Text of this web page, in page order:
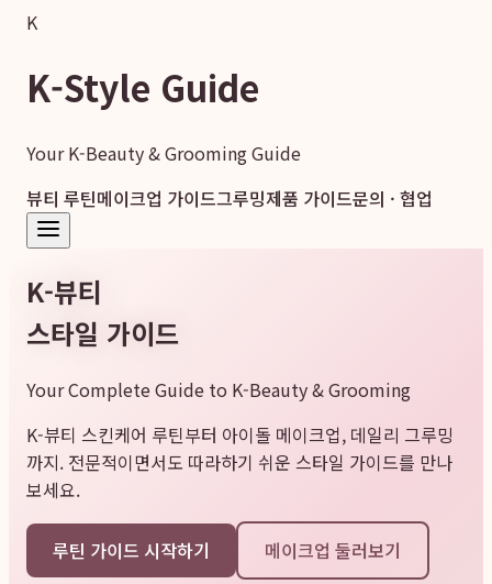
K
K-Style Guide
Your K-Beauty & Grooming Guide
뷰티 루틴메이크업 가이드그루밍제품 가이드문의 · 협업
K-뷰티
스타일 가이드
Your Complete Guide to K-Beauty & Grooming
K-뷰티 스킨케어 루틴부터 아이돌 메이크업, 데일리 그루밍
까지. 전문적이면서도 따라하기 쉬운 스타일 가이드를 만나
보세요.
루틴 가이드 시작하기 메이크업 둘러보기